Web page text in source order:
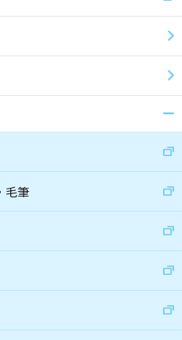
毛筆